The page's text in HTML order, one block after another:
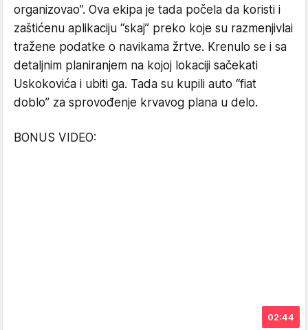
organizovao”. Ova ekipa je tada počela da koristi i
zaštićenu aplikaciju “skaj” preko koje su razmenjivlai
tražene podatke o navikama žrtve. Krenulo se i sa
detaljnim planiranjem na kojoj lokaciji sačekati
Uskokovića i ubiti ga. Tada su kupili auto “fiat
doblo” za sprovođenje krvavog plana u delo.
BONUS VIDEO:
02:44